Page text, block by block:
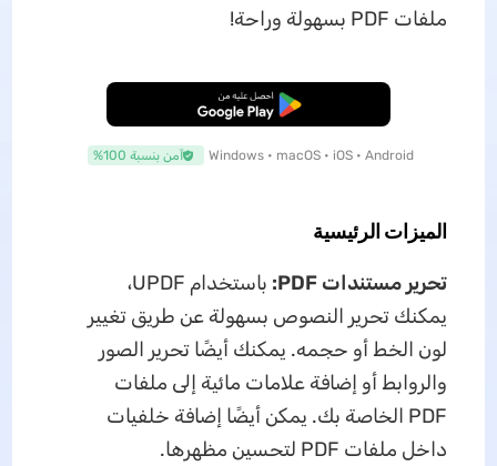
ملفات PDF بسهولة وراحة!
تنزيل مجاني
Windows • macOS • iOS • Android آمن بنسبة 100%
الميزات الرئيسية
تحرير مستندات PDF:
باستخدام UPDF،
يمكنك تحرير النصوص بسهولة عن طريق تغيير
لون الخط أو حجمه. يمكنك أيضًا تحرير الصور
والروابط أو إضافة علامات مائية إلى ملفات
PDF الخاصة بك. يمكن أيضًا إضافة خلفيات
داخل ملفات PDF لتحسين مظهرها.